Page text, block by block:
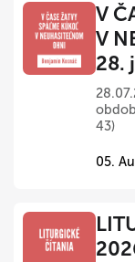
V
V
28.
43)
05.